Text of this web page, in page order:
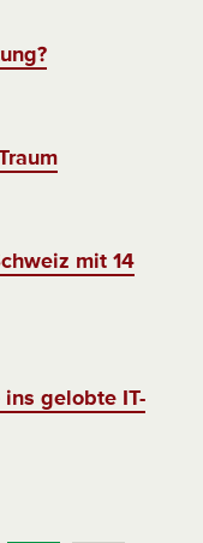
mit 14
gelobte IT-